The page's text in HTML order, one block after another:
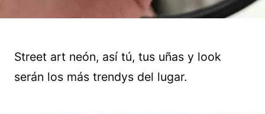
Street art neón, así tú, tus uñas y look
serán los más trendys del lugar.